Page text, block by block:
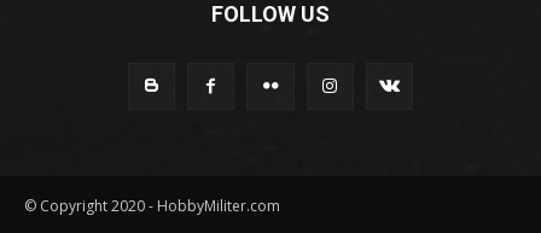
FOLLOW US
© Copyright 2020 - HobbyMiliter.com